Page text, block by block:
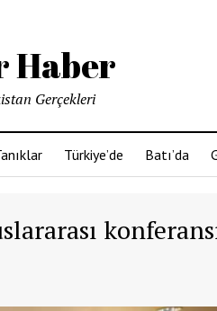
Haber
Gerçekleri
Türkiye’de Batı’da